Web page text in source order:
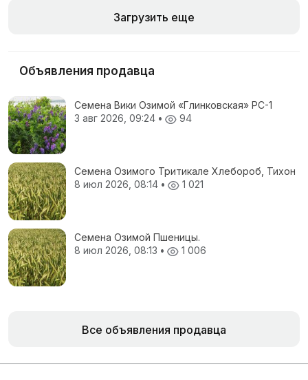
Загрузить еще
Объявления продавца
Семена Вики Озимой «Глинковская» РС-1
3 авг 2026, 09:24 • 94
Семена Озимого Тритикале Хлебороб, Тихон
8 июл 2026, 08:14 • 1 021
Семена Озимой Пшеницы.
8 июл 2026, 08:13 • 1 006
Все объявления продавца